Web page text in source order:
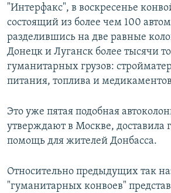
"Интерфакс", в воскресенье
состоящий из более чем 100
разделившись на две равные
Донецк и Луганск более тысячи
гуманитарных грузов:
питания, топлива и
Это уже пятая подобная
утверждают в Москве, доставила
помощь для жителей Донбасса.
Относительно предыдущих так
"гуманитарных конвоев"